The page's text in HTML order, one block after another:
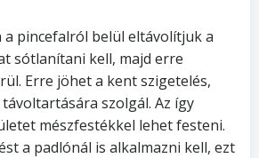
a pincefalról belül eltávolítjuk a
sótlanítani kell, majd erre
Erre jöhet a kent szigetelés,
szolgál. Az így
mészfestékkel lehet festeni.
a padlónál is alkalmazni kell, ezt